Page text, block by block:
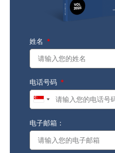
姓名
电话号码
Singapore
电子邮箱：